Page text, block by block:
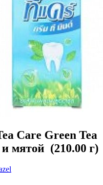
Care Green Tea
мятой (210.00 г)